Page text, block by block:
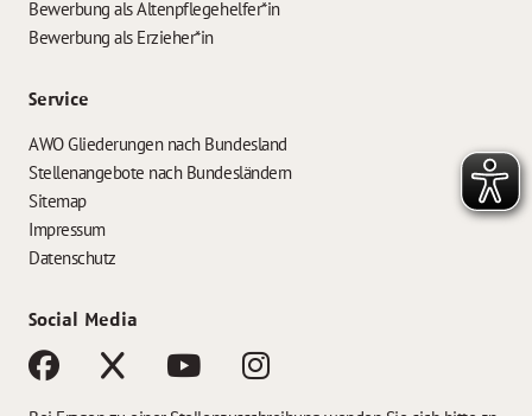
Bewerbung als Altenpflegehelfer*in
Bewerbung als Erzieher*in
Service
AWO Gliederungen nach Bundesland
Stellenangebote nach Bundesländern
Sitemap
Impressum
Datenschutz
Social Media